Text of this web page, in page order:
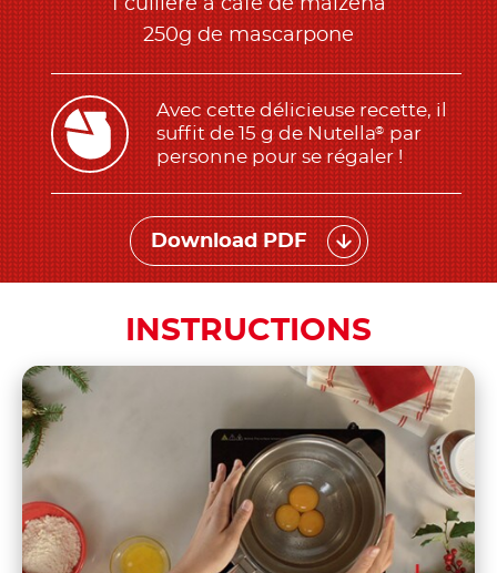
1 cuillère à café de maïzena
250g de mascarpone
Avec cette délicieuse recette, il
suffit de 15 g de Nutella®par
personne pour se régaler !
Download PDF
INSTRUCTIONS